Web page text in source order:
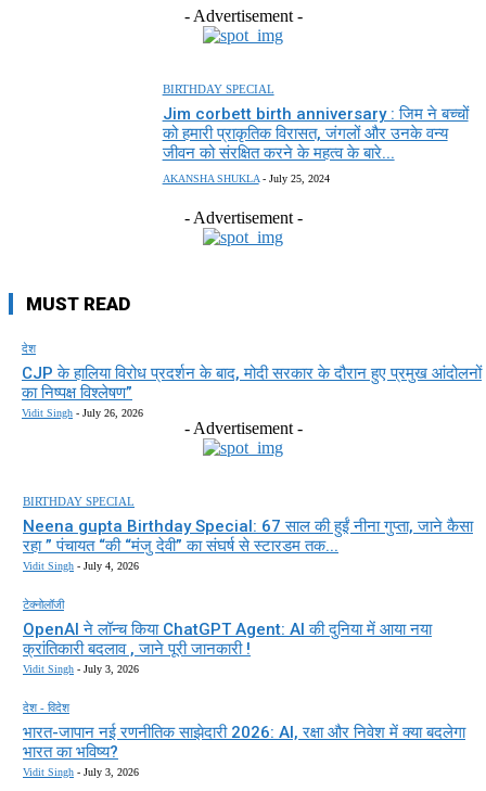
- Advertisement -
BIRTHDAY SPECIAL
Jim corbett birth anniversary : जिम ने बच्चों
को हमारी प्राकृतिक विरासत, जंगलों और उनके वन्य
जीवन को संरक्षित करने के महत्व के बारे...
AKANSHA SHUKLA - July 25, 2024
- Advertisement -
MUST READ
देश
CJP के हालिया विरोध प्रदर्शन के बाद, मोदी सरकार के दौरान हुए प्रमुख आंदोलनों
का निष्पक्ष विश्लेषण”
Vidit Singh - July 26, 2026
- Advertisement -
BIRTHDAY SPECIAL
Neena gupta Birthday Special: 67 साल की हुईं नीना गुप्ता, जाने कैसा
रहा ” पंचायत “की “मंजु देवी” का संघर्ष से स्टारडम तक...
Vidit Singh - July 4, 2026
टेक्नोलॉजी
OpenAI ने लॉन्च किया ChatGPT Agent: AI की दुनिया में आया नया
क्रांतिकारी बदलाव , जाने पूरी जानकारी !
Vidit Singh - July 3, 2026
देश - विदेश
भारत-जापान नई रणनीतिक साझेदारी 2026: AI, रक्षा और निवेश में क्या बदलेगा
भारत का भविष्य?
Vidit Singh - July 3, 2026